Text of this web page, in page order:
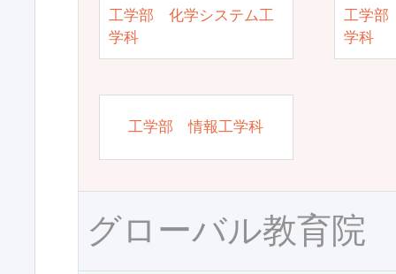
工学部 化学システム工
学科
工学部
学科
工学部 情報工学科
グローバル教育院